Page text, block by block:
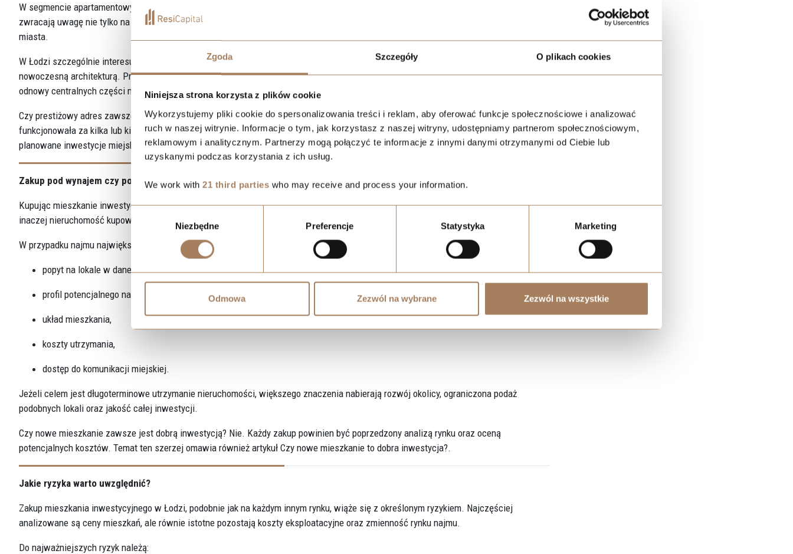
Zgoda Szczegóły O plikach cookies
Niniejsza strona korzysta z plików cookie
Wykorzystujemy pliki cookie do spersonalizowania treści i reklam, aby oferować funkcje społecznościowe i analizować
ruch w naszej witrynie. Informacje o tym, jak korzystasz z naszej witryny, udostępniamy partnerom społecznościowym,
reklamowym i analitycznym. Partnerzy mogą połączyć te informacje z innymi danymi otrzymanymi od Ciebie lub
uzyskanymi podczas korzystania z ich usług.
We work with 21 third parties who may receive and process your information.
zgody
Niezbędne Preferencje Statystyka Marketing
Odmowa Zezwól na wybrane Zezwól na wszystkie
W segmencie apartamentowym lokalizacja odgrywa jeszcze większą rolę niż w przypadku standardowych mieszkań. Kupujący
zwracają uwagę nie tylko na adres, ale również na charakter okolicy, jakość przestrzeni miejskiej i sposób wpisania inwestycji w tkankę
miasta.
W Łodzi szczególnie interesujące są projekty realizowane w obszarach objętych rewitalizacją, gdzie historyczna zabudowa łączy się z
nowoczesną architekturą. Przykładem takich inwestycji sąWIMA ApartmentsorazTuwima Residence, które wpisują się w proces
odnowy centralnych części miasta. Sama oferta nowych inwestycji dostępna jest na stronie
Czy prestiżowy adres zawsze oznacza najlepszą inwestycję? Niekoniecznie. Kluczowe znaczenie ma to, jak dana lokalizacja będzie
funkcjonowała za kilka lub kilkanaście lat. Warto analizować nie tylko obecny wygląd okolicy, ale również kierunek jej rozwoju i
planowane inwestycje miejskie.
Zakup pod wynajem czy pod wzrost wartości?
Kupując mieszkanie inwestycyjnie, warto już na początku określić cel zakupu. Inaczej analizuje się lokal przeznaczony na wynajem, a
inaczej nieruchomość kupowaną z myślą o długim horyzoncie inwestycyjnym.
W przypadku najmu największe znaczenie mają:
popyt na lokale w danej okolicy,
profil potencjalnego najemcy,
układ mieszkania,
koszty utrzymania,
dostęp do komunikacji miejskiej.
Jeżeli celem jest długoterminowe utrzymanie nieruchomości, większego znaczenia nabierają rozwój okolicy, ograniczona podaż
podobnych lokali oraz jakość całej inwestycji.
Czy nowe mieszkanie zawsze jest dobrą inwestycją? Nie. Każdy zakup powinien być poprzedzony analizą rynku oraz oceną
potencjalnych kosztów. Temat ten szerzej omawia również artykuł Czy nowe mieszkanie to dobra inwestycja?.
Jakie ryzyka warto uwzględnić?
Zakup mieszkania inwestycyjnego w Łodzi, podobnie jak na każdym innym rynku, wiąże się z określonym ryzykiem. Najczęściej
analizowane są ceny mieszkań, ale równie istotne pozostają koszty eksploatacyjne oraz zmienność rynku najmu.
Do najważniejszych ryzyk należą: